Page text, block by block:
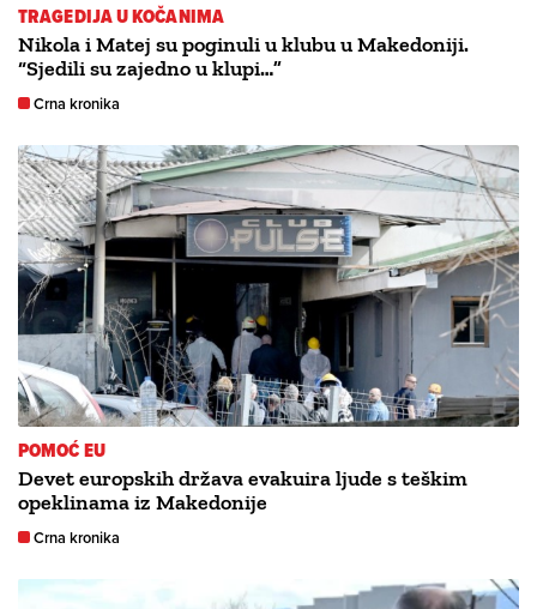
TRAGEDIJA U KOČANIMA
Nikola i Matej su poginuli u klubu u Makedoniji.
“Sjedili su zajedno u klupi…”
Crna kronika
POMOĆ EU
Devet europskih država evakuira ljude s teškim
opeklinama iz Makedonije
Crna kronika